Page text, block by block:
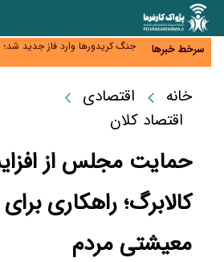
سرخط خبرها
زائران اربعین نگران ارز باقی‌مانده
میلیارد دلاری اوراسیا تا ۲۰۳۵
جدید سیاست‌های مالیاتی در
معمای تأمین ۸۰ همت
وارد میدان شد
خانه
اقتصادی
اقتصاد کلان
حمایت مجلس از
کالابرگ؛ راهکاری
معیشتی مردم